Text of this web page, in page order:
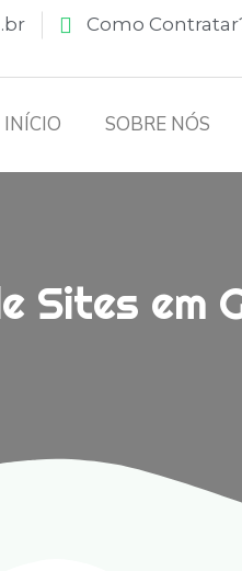
Como
INÍCIO SOBRE NÓS
Sites em